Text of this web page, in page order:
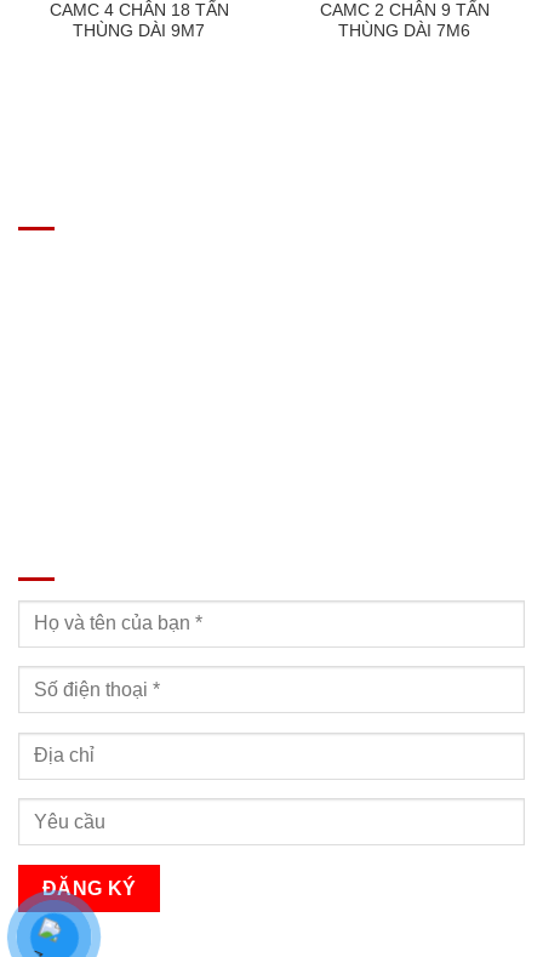
CAMC 4 CHÂN 18 TẤN
THÙNG DÀI 9M7
CAMC 2 CHÂN 9 TẤN
THÙNG DÀI 7M6